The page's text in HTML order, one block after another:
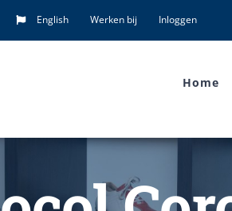
English Werken bij Inloggen
Home